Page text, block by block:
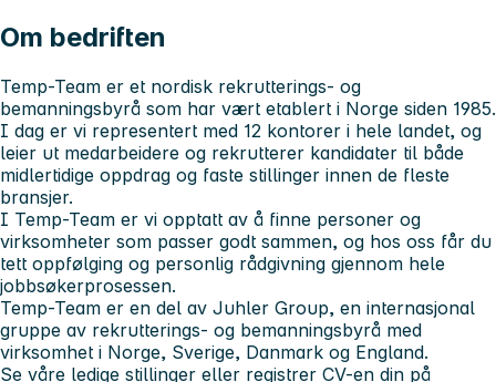
Om bedriften
Temp-Team er et nordisk rekrutterings- og
bemanningsbyrå som har vært etablert i Norge siden 1985.
I dag er vi representert med 12 kontorer i hele landet, og
leier ut medarbeidere og rekrutterer kandidater til både
midlertidige oppdrag og faste stillinger innen de fleste
bransjer.
I Temp-Team er vi opptatt av å finne personer og
virksomheter som passer godt sammen, og hos oss får du
tett oppfølging og personlig rådgivning gjennom hele
jobbsøkerprosessen.
Temp-Team er en del av Juhler Group, en internasjonal
gruppe av rekrutterings- og bemanningsbyrå med
virksomhet i Norge, Sverige, Danmark og England.
Se våre ledige stillinger eller registrer CV-en din på